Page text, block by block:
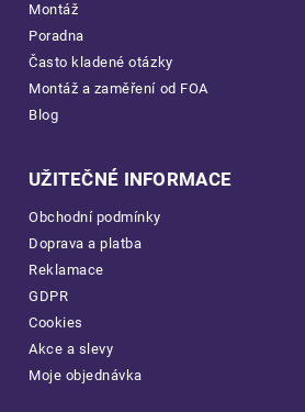
Montáž
Poradna
Často kladené otázky
Montáž a zaměření od FOA
Blog
UŽITEČNÉ INFORMACE
Obchodní podmínky
Doprava a platba
Reklamace
GDPR
Cookies
Akce a slevy
Moje objednávka